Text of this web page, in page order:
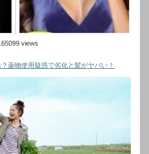
views
薬物使用疑惑で劣化と髪がヤバい！